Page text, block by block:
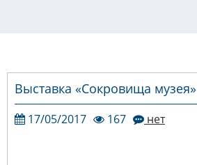
Выставка «Сокровища музея»
17/05/2017 167 нет